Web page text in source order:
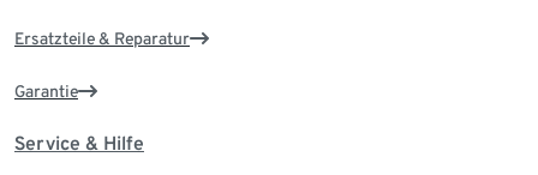
Ersatzteile & Reparatur
Garantie
Service & Hilfe